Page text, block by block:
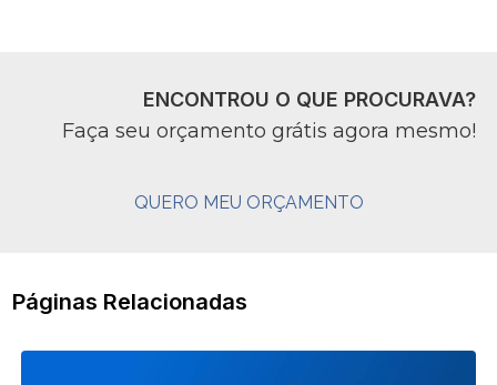
ENCONTROU O QUE PROCURAVA?
Faça seu orçamento grátis agora mesmo!
QUERO MEU ORÇAMENTO
Páginas Relacionadas